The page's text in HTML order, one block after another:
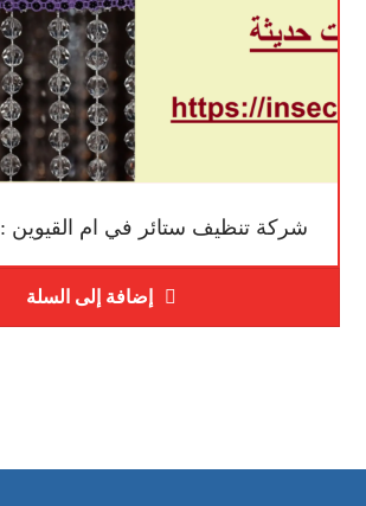
شركة تنظيف ستائر في ام القيوين :0501732352
إضافة إلى السلة